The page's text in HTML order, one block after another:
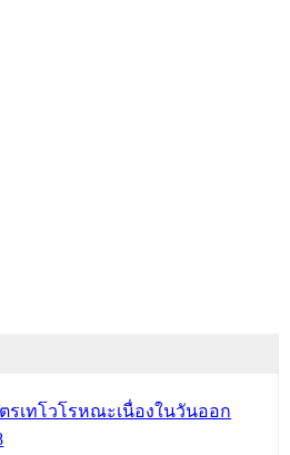
เทโวโรหณะเนื่องในวันออก